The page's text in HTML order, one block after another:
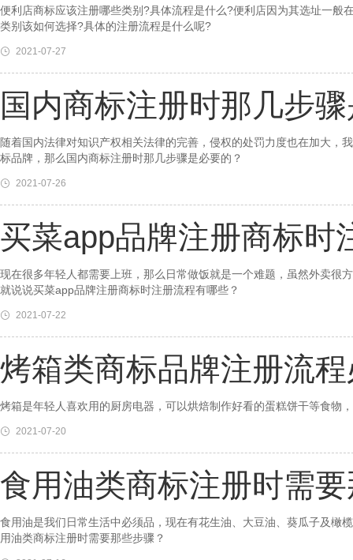
便利店商标应该注册哪些类别?具体流程是什么?便利店因为其选址一
类别该如何选择?具体的注册流程是什么呢?
2021-07-27
国内商标注册时那几步
随着国内法律对知识产权相关法律的完善，侵权的处罚力度也在加大
标品牌，那么国内商标注册时那几步骤是必要的？
2021-07-26
买菜app品牌注册商标时
现在很多年轻人都需要上班，那么日常做饭就是一个难题，虽然外卖很
就说说买菜app品牌注册商标时注册流程有哪些？
2021-07-22
烤箱类商标品牌注册流
烤箱是年轻人喜欢用的厨房电器，可以烘焙制作好看的蛋糕饼干等食物
2021-07-20
食用油类商标注册时需
食用油是我们日常生活中必须品，现在有花生油、大豆油、葵瓜子及橄
用油类商标注册时需要那些步骤？